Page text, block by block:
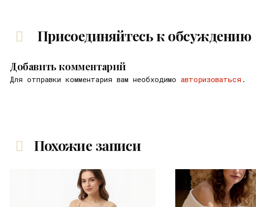
Присоединяйтесь к обсуждению
Добавить комментарий
Для отправки комментария вам необходимо авторизоваться .
Похожие записи